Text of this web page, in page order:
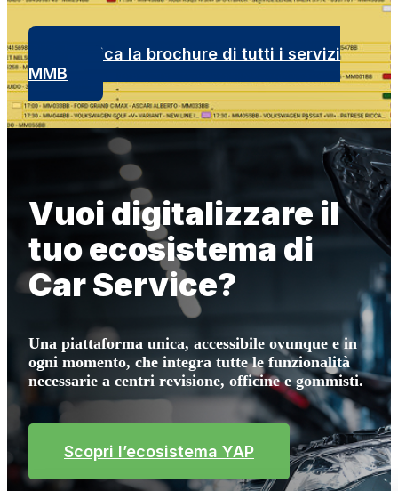
Scarica la brochure di tutti i servizi
MMB
Vuoi digitalizzare il
tuo ecosistema di
Car Service?
Una piattaforma unica, accessibile ovunque e in
ogni momento, che integra tutte le funzionalità
necessarie a centri revisione, officine e gommisti.
Scopri l’ecosistema YAP